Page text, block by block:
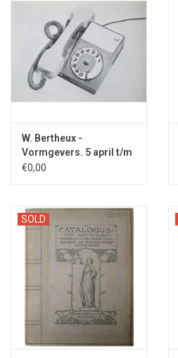
W. Bertheux -
Vormgevers. 5 april t/m
23 juni 1968
€0,00
SOLD